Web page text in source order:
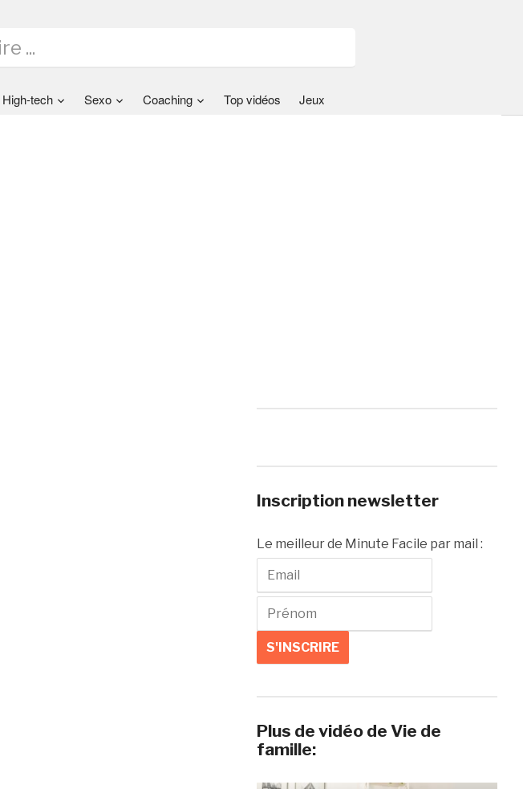
High-tech Sexo Coaching Top vidéos Jeux
Inscription newsletter
Le meilleur de Minute Facile par mail :
Plus de vidéo de Vie de
famille: